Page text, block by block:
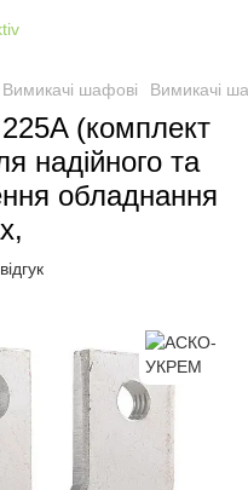
Вимикачі шафові Вимикачі
(комплект
надійного та
обладнання